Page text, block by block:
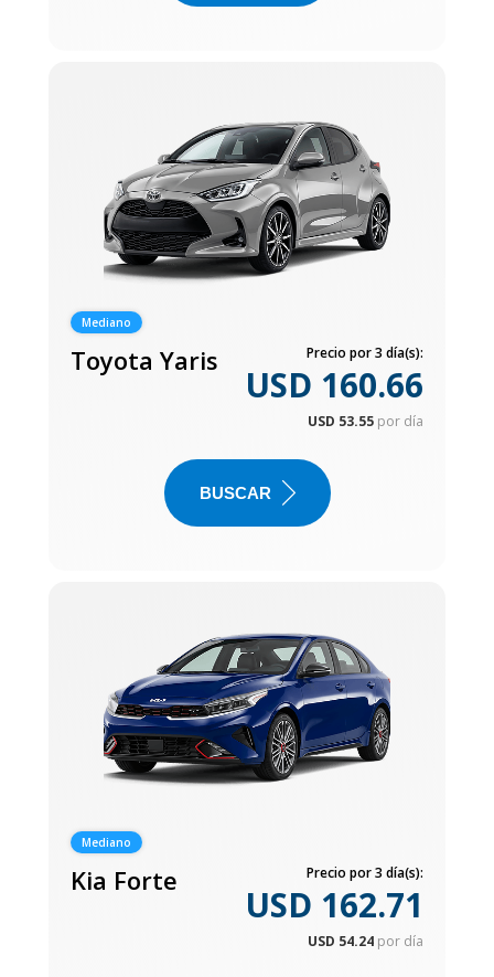
Mediano
Toyota Yaris Precio por 3 día(s):
USD 160.66
USD 53.55 por día
BUSCAR
Mediano
Kia Forte Precio por 3 día(s):
USD 162.71
USD 54.24 por día